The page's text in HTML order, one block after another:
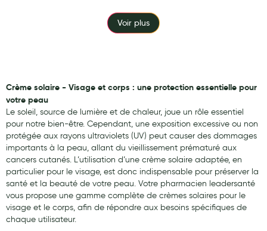
Voir plus
Crème solaire - Visage et corps : une protection essentielle pour
votre peau
Le soleil, source de lumière et de chaleur, joue un rôle essentiel
pour notre bien-être. Cependant, une exposition excessive ou non
protégée aux rayons ultraviolets (UV) peut causer des dommages
importants à la peau, allant du vieillissement prématuré aux
cancers cutanés. L’utilisation d’une crème solaire adaptée, en
particulier pour le visage, est donc indispensable pour préserver la
santé et la beauté de votre peau. Votre pharmacien leadersanté
vous propose une gamme complète de crèmes solaires pour le
visage et le corps, afin de répondre aux besoins spécifiques de
chaque utilisateur.